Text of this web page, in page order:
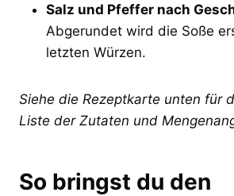
Salz und Pfeffer nach
Abgerundet wird die Soße
letzten Würzen.
Siehe die Rezeptkarte unten für
Liste der Zutaten und
So bringst du den